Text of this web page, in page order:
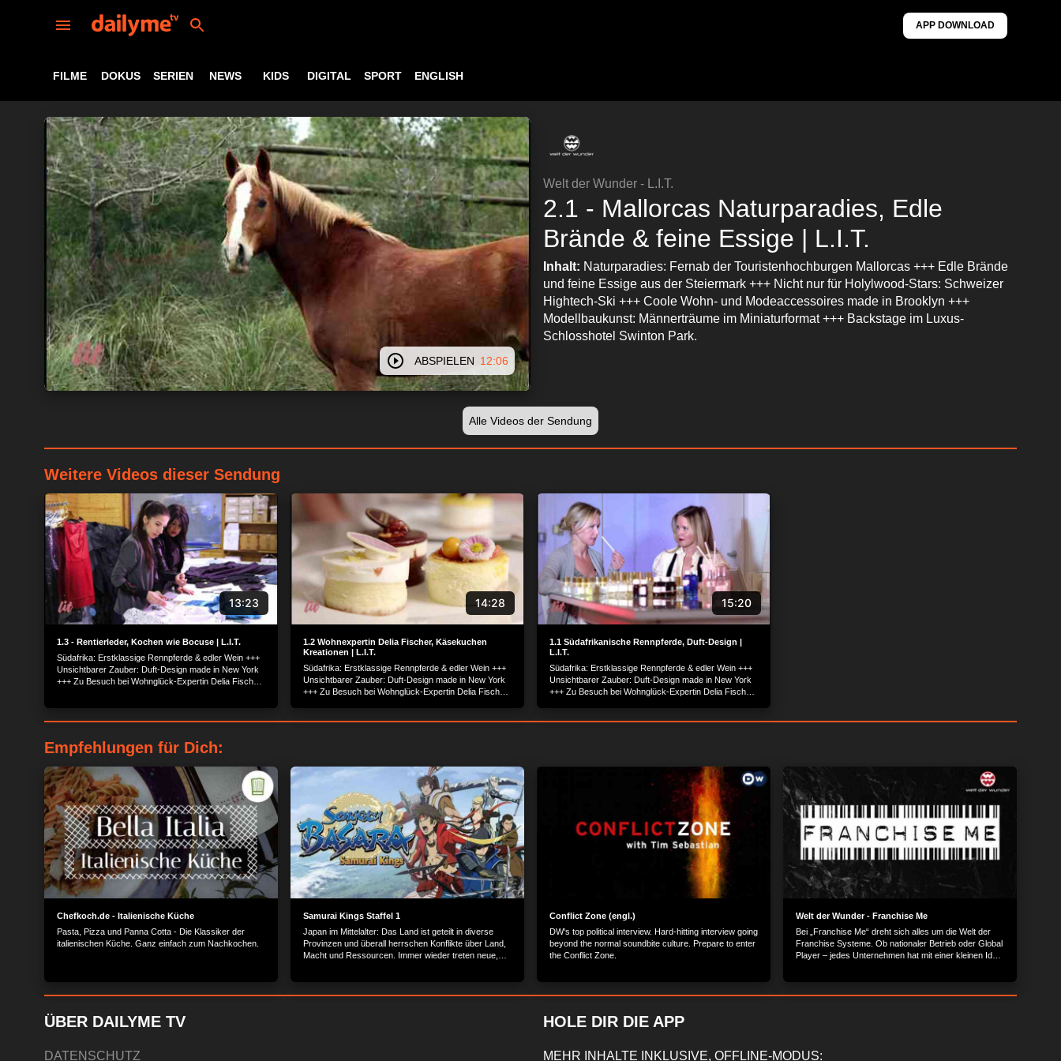
APP DOWNLOAD
FILME DOKUS SERIEN NEWS KIDS DIGITAL SPORT ENGLISH
ABSPIELEN 12:06
Welt der Wunder - L.I.T.
2.1 - Mallorcas Naturparadies, Edle
Brände & feine Essige | L.I.T.
Inhalt: Naturparadies: Fernab der Touristenhochburgen Mallorcas +++ Edle Brände
und feine Essige aus der Steiermark +++ Nicht nur für Holylwood-Stars: Schweizer
Hightech-Ski +++ Coole Wohn- und Modeaccessoires made in Brooklyn +++
Modellbaukunst: Männerträume im Miniaturformat +++ Backstage im Luxus-
Schlosshotel Swinton Park.
Alle Videos der Sendung
Weitere Videos dieser Sendung
13:23
1.3 - Rentierleder, Kochen wie Bocuse | L.I.T.
Südafrika: Erstklassige Rennpferde & edler Wein +++
Unsichtbarer Zauber: Duft-Design made in New York
+++ Zu Besuch bei Wohnglück-Expertin Delia Fischer
14:28
1.2 Wohnexpertin Delia Fischer, Käsekuchen
Kreationen | L.I.T.
Südafrika: Erstklassige Rennpferde & edler Wein +++
Unsichtbarer Zauber: Duft-Design made in New York
+++ Zu Besuch bei Wohnglück-Expertin Delia Fischer
15:20
1.1 Südafrikanische Rennpferde, Duft-Design |
L.I.T.
Südafrika: Erstklassige Rennpferde & edler Wein +++
Unsichtbarer Zauber: Duft-Design made in New York
+++ Zu Besuch bei Wohnglück-Expertin Delia Fischer
Empfehlungen für Dich:
Chefkoch.de - Italienische Küche
Pasta, Pizza und Panna Cotta - Die Klassiker der
italienischen Küche. Ganz einfach zum Nachkochen.
Samurai Kings Staffel 1
Japan im Mittelalter: Das Land ist geteilt in diverse
Provinzen und überall herrschen Konflikte über Land,
Macht und Ressourcen. Immer wieder treten neue,
Conflict Zone (engl.)
DW's top political interview. Hard-hitting interview going
beyond the normal soundbite culture. Prepare to enter
the Conflict Zone.
Welt der Wunder - Franchise Me
Bei „Franchise Me“ dreht sich alles um die Welt der
Franchise Systeme. Ob nationaler Betrieb oder Global
Player – jedes Unternehmen hat mit einer kleinen Idee
erleben Sie, wie sich Franchisenehmer den großen
ÜBER DAILYME TV
DATENSCHUTZ
HOLE DIR DIE APP
MEHR INHALTE INKLUSIVE, OFFLINE-MODUS: